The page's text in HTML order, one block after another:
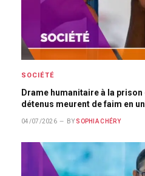
SOCIÉTÉ
Drame humanitaire à la
détenus meurent de faim en
04/07/2026 BY SOPHIA CHÉRY